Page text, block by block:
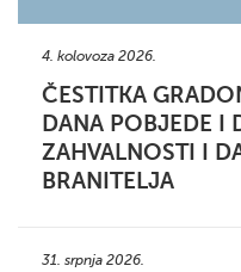
4. kolovoza 2026.
ČESTITKA
DANA POBJEDE I
ZAHVALNOSTI I
BRANITELJA
31. srpnja 2026.